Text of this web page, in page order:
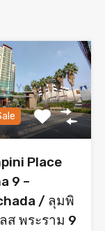
Place
9 –
/ ลุมพิ
ส พระราม 9